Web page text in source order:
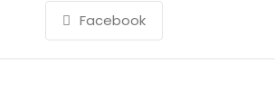
Facebook